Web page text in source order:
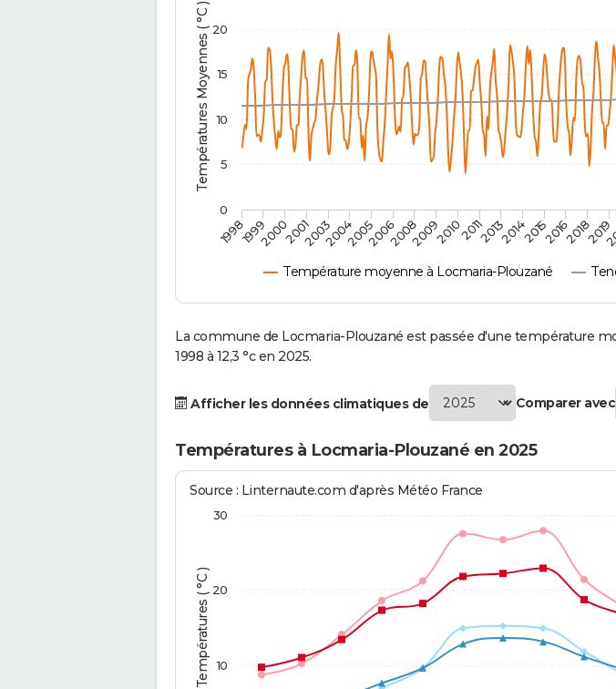
Températures Moyennes ( °C )
Température moyenne à Locmaria-Plouzané
1998 2014
199920002001200320042005200620082009201020112013 2015201620182019
0
5
10
15
20
La commune de Locmaria-Plouzané est passée d'une température
1998 à 12,3 °c en 2025.
Afficher les données climatiques de Comparer avec
Températures à Locmaria-Plouzané en 2025
Températures ( °C )
Source : Linternaute.com d'après Météo France
10
20
30